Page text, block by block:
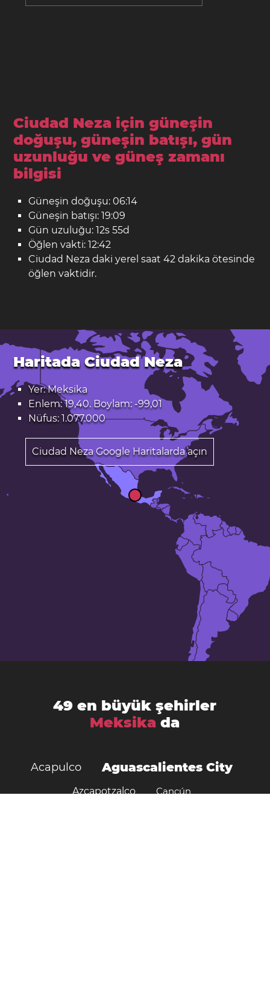
Ciudad Neza için güneşin
doğuşu, güneşin batışı, gün
uzunluğu ve güneş zamanı
bilgisi
Güneşin doğuşu: 06:14
Güneşin batışı: 19:09
Gün uzuluğu: 12s 55d
Öğlen vakti: 12:42
Ciudad Neza daki yerel saat 42 dakika ötesinde
öğlen vaktidir.
Haritada Ciudad Neza
Yer: Meksika
Enlem: 19,40. Boylam: -99,01
Nüfus: 1.077.000
Ciudad Neza Google Haritalarda açın
49 en büyük şehirler
Meksika da
Acapulco Aguascalientes City
Azcapotzalco Cancún